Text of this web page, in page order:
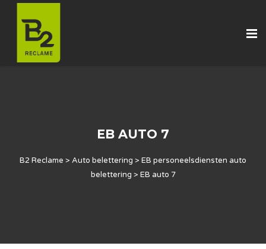
EB AUTO 7
B2 Reclame > Auto belettering > EB personeelsdiensten auto
belettering > EB auto 7